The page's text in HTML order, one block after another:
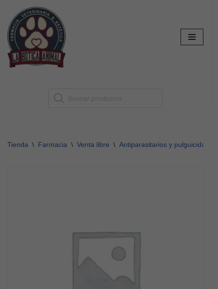
Saltar
al
contenido
Tienda \ Farmacia \ Venta libre \ Antiparasitarios y pulguicidas